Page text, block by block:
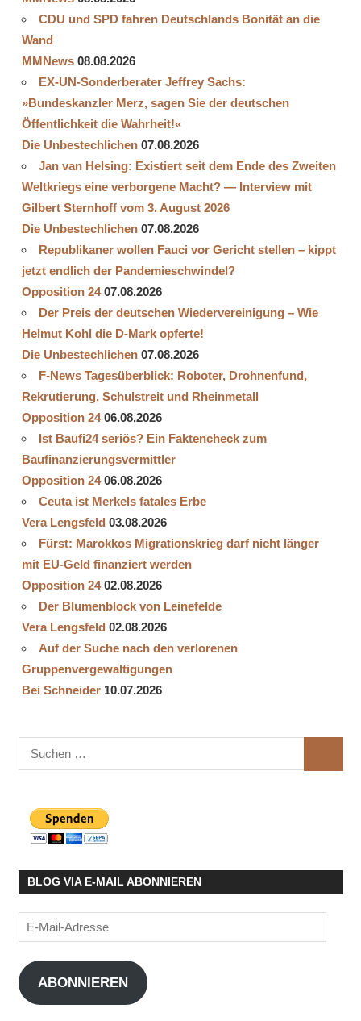
CDU und SPD fahren Deutschlands Bonität an die
Wand
MMNews 08.08.2026
EX-UN-Sonderberater Jeffrey Sachs:
»Bundeskanzler Merz, sagen Sie der deutschen
Öffentlichkeit die Wahrheit!«
Die Unbestechlichen 07.08.2026
Jan van Helsing: Existiert seit dem Ende des Zweiten
Weltkriegs eine verborgene Macht? — Interview mit
Gilbert Sternhoff vom 3. August 2026
Die Unbestechlichen 07.08.2026
Republikaner wollen Fauci vor Gericht stellen – kippt
jetzt endlich der Pandemieschwindel?
Opposition 24 07.08.2026
Der Preis der deutschen Wiedervereinigung – Wie
Helmut Kohl die D‑Mark opferte!
Die Unbestechlichen 07.08.2026
F-News Tagesüberblick: Roboter, Drohnenfund,
Rekrutierung, Schulstreit und Rheinmetall
Opposition 24 06.08.2026
Ist Baufi24 seriös? Ein Faktencheck zum
Baufinanzierungsvermittler
Opposition 24 06.08.2026
Ceuta ist Merkels fatales Erbe
Vera Lengsfeld 03.08.2026
Fürst: Marokkos Migrationskrieg darf nicht länger
mit EU-Geld finanziert werden
Opposition 24 02.08.2026
Der Blumenblock von Leinefelde
Vera Lengsfeld 02.08.2026
Auf der Suche nach den verlorenen
Gruppenvergewaltigungen
Bei Schneider 10.07.2026
Suchen
nach:
BLOG VIA E-MAIL ABONNIEREN
E-
Mail-
Adresse
ABONNIEREN